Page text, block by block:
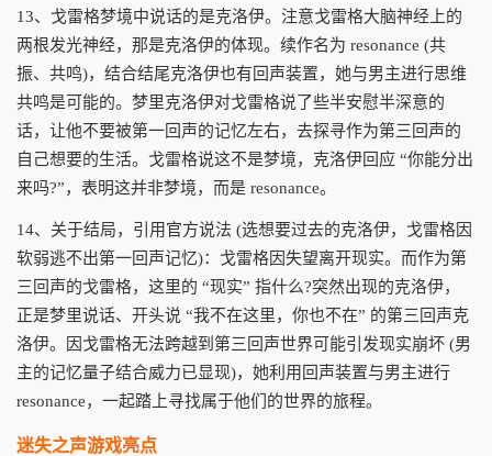
13、戈雷格梦境中说话的是克洛伊。注意戈雷格大脑神经上的
两根发光神经，那是克洛伊的体现。续作名为 resonance (共
振、共鸣)，结合结尾克洛伊也有回声装置，她与男主进行思维
共鸣是可能的。梦里克洛伊对戈雷格说了些半安慰半深意的
话，让他不要被第一回声的记忆左右，去探寻作为第三回声的
自己想要的生活。戈雷格说这不是梦境，克洛伊回应 “你能分出
来吗?”，表明这并非梦境，而是 resonance。
14、关于结局，引用官方说法 (选想要过去的克洛伊，戈雷格因
软弱逃不出第一回声记忆)：戈雷格因失望离开现实。而作为第
三回声的戈雷格，这里的 “现实” 指什么?突然出现的克洛伊，
正是梦里说话、开头说 “我不在这里，你也不在” 的第三回声克
洛伊。因戈雷格无法跨越到第三回声世界可能引发现实崩坏 (男
主的记忆量子结合威力已显现)，她利用回声装置与男主进行
resonance，一起踏上寻找属于他们的世界的旅程。
迷失之声游戏亮点